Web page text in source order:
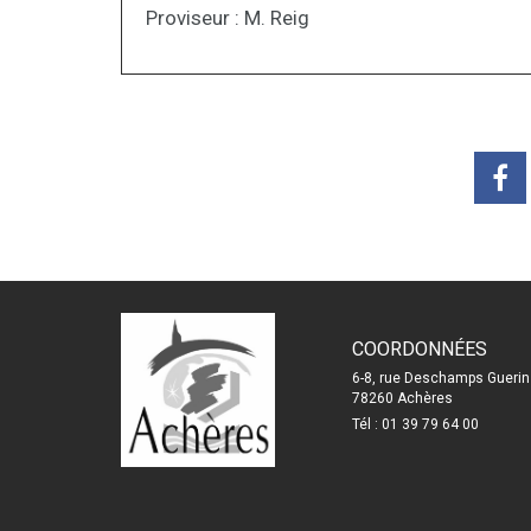
Proviseur : M. Reig
COORDONNÉES
6-8, rue Deschamps Guerin
78260 Achères
Tél : 01 39 79 64 00